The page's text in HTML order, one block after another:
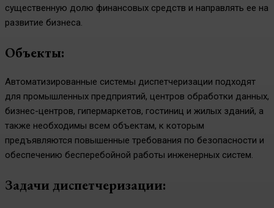
существенную долю финансовых средств и направлять ее на
развитие бизнеса.
Объекты:
Автоматизированные системы диспетчеризации подходят
для промышленных предприятий, центров обработки данных,
бизнес-центров, гипермаркетов, гостиниц и жилых зданий, а
также необходимы всем объектам, к которым
предъявляются повышенные требования по безопасности и
обеспечению бесперебойной работы инженерных систем.
Задачи диспетчеризации: